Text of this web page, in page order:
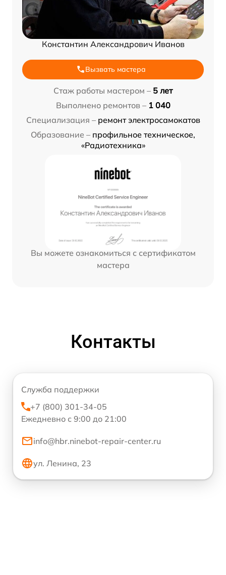
Константин Александрович Иванов
Вызвать мастера
Стаж работы мастером – 5 лет
Выполнено ремонтов – 1 040
Специализация – ремонт электросамокатов
Образование – профильное техническое,
«Радиотехника»
Вы можете ознакомиться с сертификатом
мастера
Контакты
Служба поддержки
+7 (800) 301-34-05
Ежедневно с 9:00 до 21:00
info@hbr.ninebot-repair-center.ru
ул. Ленина, 23